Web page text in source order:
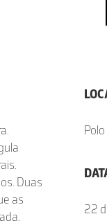
Duas
as
22